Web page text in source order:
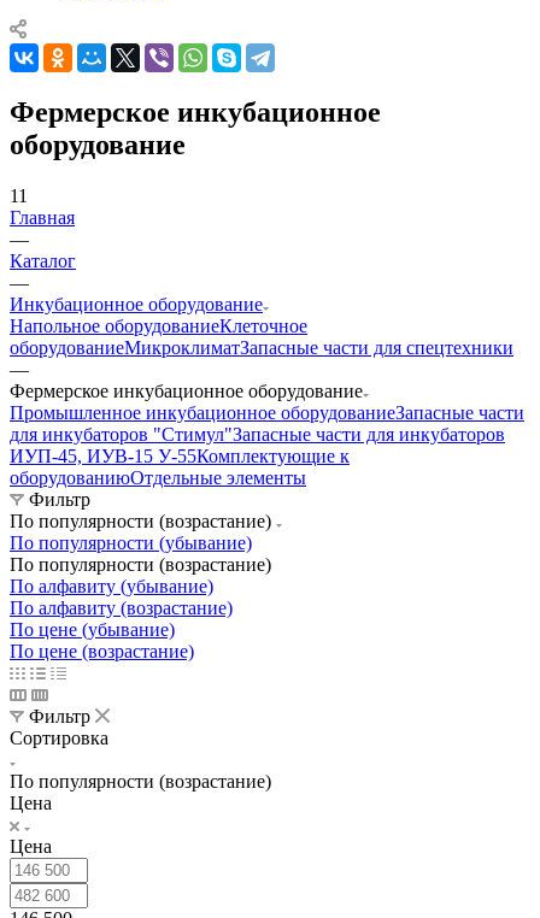
Фермерское инкубационное
оборудование
11
Главная
—
Каталог
—
Инкубационное оборудование
Напольное оборудованиеКлеточное
оборудованиеМикроклиматЗапасные части для спецтехники
—
Фермерское инкубационное оборудование
Промышленное инкубационное оборудованиеЗапасные части
для инкубаторов "Стимул"Запасные части для инкубаторов
ИУП-45, ИУВ-15 У-55Комплектующие к
оборудованиюОтдельные элементы
Фильтр
По популярности (возрастание)
По популярности (убывание)
По популярности (возрастание)
По алфавиту (убывание)
По алфавиту (возрастание)
По цене (убывание)
По цене (возрастание)
Фильтр
Сортировка
По популярности (возрастание)
Цена
Цена